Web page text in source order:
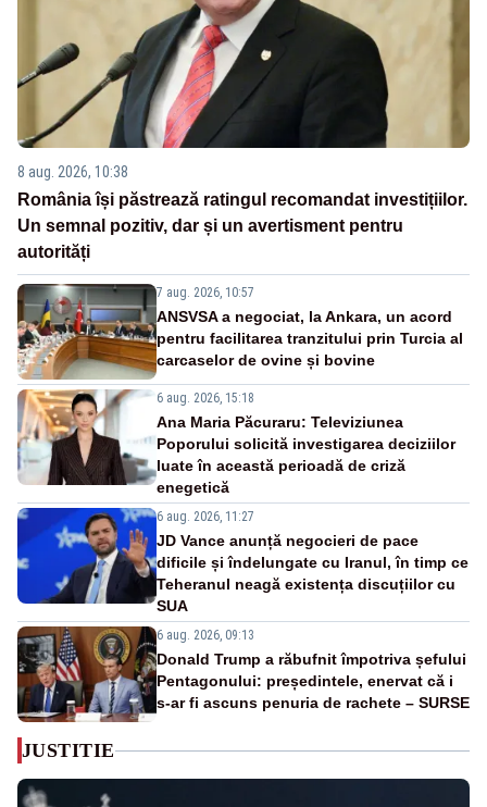
8 aug. 2026, 10:38
România își păstrează ratingul recomandat investițiilor.
Un semnal pozitiv, dar și un avertisment pentru
autorități
7 aug. 2026, 10:57
ANSVSA a negociat, la Ankara, un acord
pentru facilitarea tranzitului prin Turcia al
carcaselor de ovine și bovine
6 aug. 2026, 15:18
Ana Maria Păcuraru: Televiziunea
Poporului solicită investigarea deciziilor
luate în această perioadă de criză
enegetică
6 aug. 2026, 11:27
JD Vance anunță negocieri de pace
dificile și îndelungate cu Iranul, în timp ce
Teheranul neagă existența discuțiilor cu
SUA
6 aug. 2026, 09:13
Donald Trump a răbufnit împotriva șefului
Pentagonului: președintele, enervat că i
s-ar fi ascuns penuria de rachete – SURSE
JUSTITIE